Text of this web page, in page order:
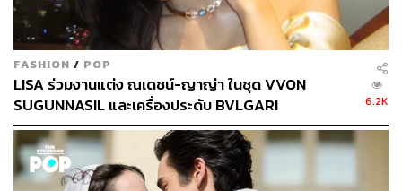
เคสที่ทำให้ลูกค้าได้ลองสัมผัสกับดุสิตธานีที่จะเกิดขึ้นใน
อนาคต ทั้งรูปแบบการให้บริการ และการผสมผสานระหว่าง
สถาปัตยกรรมของการตกแต่งแบบเดิมและแบบใหม่แล้ว
ยังจะทำให้กลุ่มดุสิตธานีสามารถศึกษารูปแบบและไลฟ์สไตล์
การใช้บริการของผู้บริโภค เพื่อใช้เป็นโมเดลสำหรับการ
หาความลงตัวเรื่องรูปแบบและรสชาติของอาหาร และบริการ
ที่สามารถตอบโจทย์ทั้งลูกค้าที่รอคอยการกลับมา และลูกค้า
ในอนาคต
FASHION / POP
LISA ร่วมงานแต่ง ณเดชน์-ญาญ่า ในชุด VVON
SUGUNNASIL และเครื่องประดับ BVLGARI
6.2K